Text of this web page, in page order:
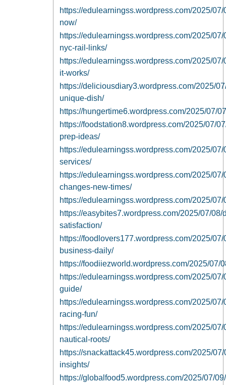
https://edulearningss.wordpress.com/2025/
now/
https://edulearningss.wordpress.com/2025/
nyc-rail-links/
https://edulearningss.wordpress.com/2025/
it-works/
https://deliciousdiary3.wordpress.com/2025/
unique-dish/
https://hungertime6.wordpress.com/2025/07/
https://foodstation8.wordpress.com/2025/07/
prep-ideas/
https://edulearningss.wordpress.com/2025/
services/
https://edulearningss.wordpress.com/2025/
changes-new-times/
https://edulearningss.wordpress.com/2025/
https://easybites7.wordpress.com/2025/07/
satisfaction/
https://foodlovers177.wordpress.com/2025/
business-daily/
https://foodiiezworld.wordpress.com/2025/
https://edulearningss.wordpress.com/2025/
guide/
https://edulearningss.wordpress.com/2025/
racing-fun/
https://edulearningss.wordpress.com/2025/
nautical-roots/
https://snackattack45.wordpress.com/2025/
insights/
https://globalfood5.wordpress.com/2025/07/